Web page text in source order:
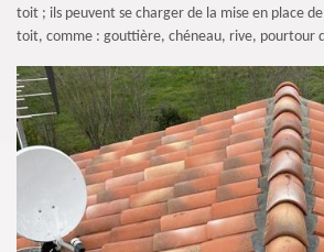
toit ; ils peuvent se charger de la mise en place
toit, comme : gouttière, chéneau, rive, pourtour